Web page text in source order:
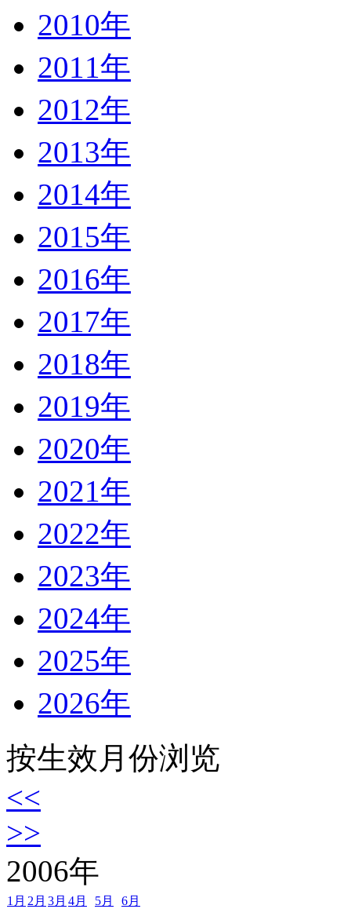
2010年
2011年
2012年
2013年
2014年
2015年
2016年
2017年
2018年
2019年
2020年
2021年
2022年
2023年
2024年
2025年
2026年
按生效月份浏览
<<
>>
2006年
1月 2月 3月 4月 5月 6月